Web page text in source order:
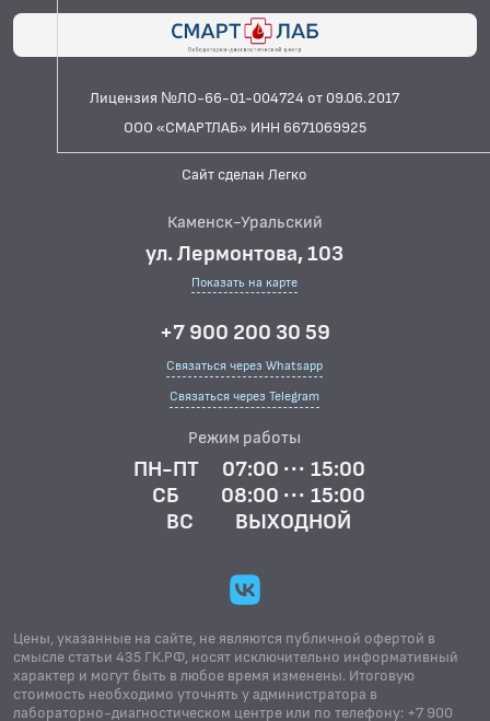
Лицензия №ЛО-66-01-004724 от 09.06.2017
ООО «СМАРТЛАБ» ИНН 6671069925
Сайт сделан Легко
Каменск-Уральский
ул. Лермонтова, 103
Показать на карте
+7 900 200 30 59
Связаться через Whatsapp
Связаться через Telegram
Режим работы
ПН-ПТ
07:00 ··· 15:00
СБ
08:00 ··· 15:00
ВС
ВЫХОДНОЙ
Цены, указанные на сайте, не являются публичной офертой в
смысле статьи 435 ГК.РФ, носят исключительно информативный
характер и могут быть в любое время изменены. Итоговую
стоимость необходимо уточнять у администратора в
лабораторно-диагностическом центре или по телефону: +7 900